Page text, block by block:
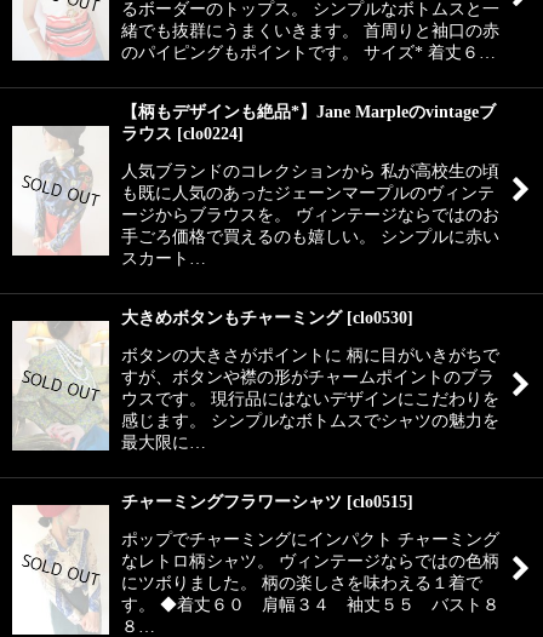
るボーダーのトップス。 シンプルなボトムスと一
緒でも抜群にうまくいきます。 首周りと袖口の赤
のパイピングもポイントです。 サイズ* 着丈６…
【柄もデザインも絶品*】Jane Marpleのvintageブ
ラウス [clo0224]
人気ブランドのコレクションから 私が高校生の頃
も既に人気のあったジェーンマープルのヴィンテ
ージからブラウスを。 ヴィンテージならではのお
手ごろ価格で買えるのも嬉しい。 シンプルに赤い
スカート…
大きめボタンもチャーミング [clo0530]
ボタンの大きさがポイントに 柄に目がいきがちで
すが、ボタンや襟の形がチャームポイントのブラ
ウスです。 現行品にはないデザインにこだわりを
感じます。 シンプルなボトムスでシャツの魅力を
最大限に…
チャーミングフラワーシャツ [clo0515]
ポップでチャーミングにインパクト チャーミング
なレトロ柄シャツ。 ヴィンテージならではの色柄
にツボりました。 柄の楽しさを味わえる１着で
す。 ◆着丈６０ 肩幅３４ 袖丈５５ バスト８
８…